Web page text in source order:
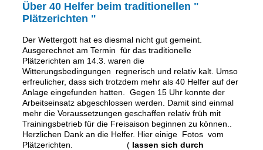
Über 40 Helfer beim traditionellen "
Plätzerichten "
Der Wettergott hat es diesmal nicht gut gemeint.
Ausgerechnet am Termin für das traditionelle
Plätzerichten am 14.3. waren die
Witterungsbedingungen regnerisch und relativ kalt. Umso
erfreulicher, dass sich trotzdem mehr als 40 Helfer auf der
Anlage eingefunden hatten. Gegen 15 Uhr konnte der
Arbeitseinsatz abgeschlossen werden. Damit sind einmal
mehr die Voraussetzungen geschaffen relativ früh mit
Trainingsbetrieb für die Freisaison beginnen zu können..
Herzlichen Dank an die Helfer. Hier einige Fotos vom
Plätzerichten. ( lassen sich durch